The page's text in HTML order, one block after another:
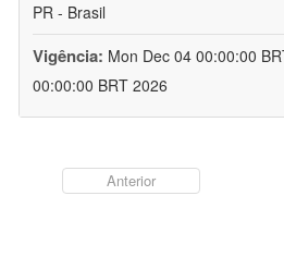
PR - Brasil
Vigência: Mon Dec 04 00:00:00
00:00:00 BRT 2026
Anterior